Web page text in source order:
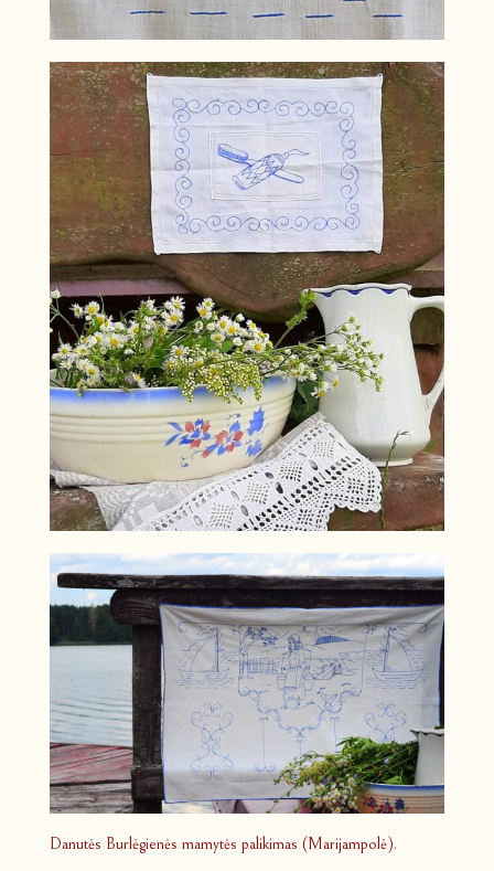
Danutės Burlėgienės mamytės palikimas (Marijampolė).